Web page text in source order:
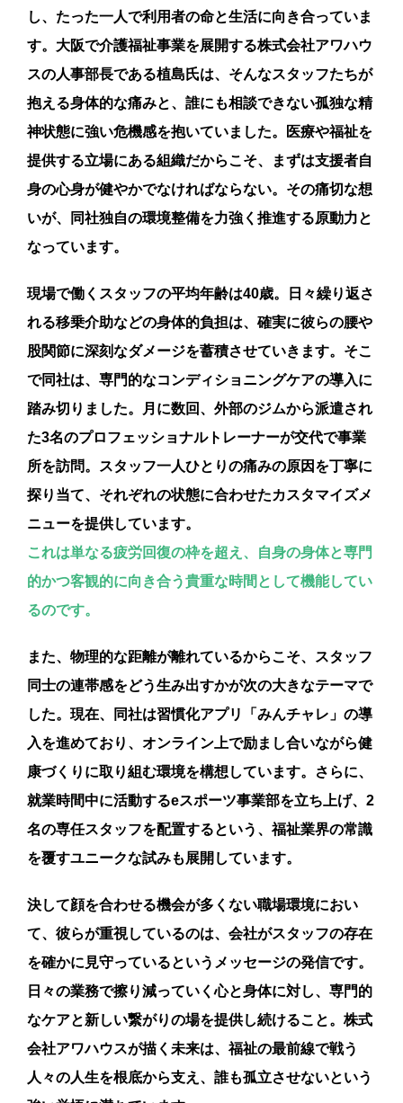
し、たった一人で利用者の命と生活に向き合っていま
す。大阪で介護福祉事業を展開する株式会社アワハウ
スの人事部長である植島氏は、そんなスタッフたちが
抱える身体的な痛みと、誰にも相談できない孤独な精
神状態に強い危機感を抱いていました。医療や福祉を
提供する立場にある組織だからこそ、まずは支援者自
身の心身が健やかでなければならない。その痛切な想
いが、同社独自の環境整備を力強く推進する原動力と
なっています。
現場で働くスタッフの平均年齢は40歳。日々繰り返さ
れる移乗介助などの身体的負担は、確実に彼らの腰や
股関節に深刻なダメージを蓄積させていきます。そこ
で同社は、専門的なコンディショニングケアの導入に
踏み切りました。月に数回、外部のジムから派遣され
た3名のプロフェッショナルトレーナーが交代で事業
所を訪問。スタッフ一人ひとりの痛みの原因を丁寧に
探り当て、それぞれの状態に合わせたカスタマイズメ
ニューを提供しています。
これは単なる疲労回復の枠を超え、自身の身体と専門
的かつ客観的に向き合う貴重な時間として機能してい
るのです。
また、物理的な距離が離れているからこそ、スタッフ
同士の連帯感をどう生み出すかが次の大きなテーマで
した。現在、同社は習慣化アプリ「みんチャレ」の導
入を進めており、オンライン上で励まし合いながら健
康づくりに取り組む環境を構想しています。さらに、
就業時間中に活動するeスポーツ事業部を立ち上げ、2
名の専任スタッフを配置するという、福祉業界の常識
を覆すユニークな試みも展開しています。
決して顔を合わせる機会が多くない職場環境におい
て、彼らが重視しているのは、会社がスタッフの存在
を確かに見守っているというメッセージの発信です。
日々の業務で擦り減っていく心と身体に対し、専門的
なケアと新しい繋がりの場を提供し続けること。株式
会社アワハウスが描く未来は、福祉の最前線で戦う
人々の人生を根底から支え、誰も孤立させないという